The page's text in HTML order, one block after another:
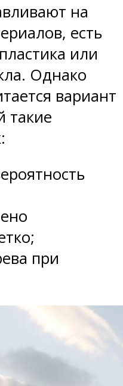
на
есть
или
Однако
вариант
такие
при